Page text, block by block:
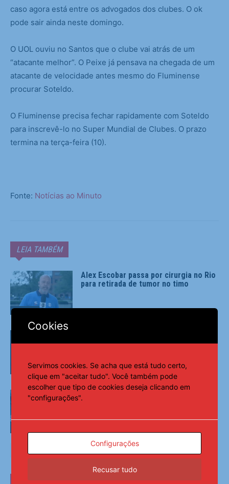
caso agora está entre os advogados dos clubes. O ok
pode sair ainda neste domingo.
O UOL ouviu no Santos que o clube vai atrás de um
“atacante melhor”. O Peixe já pensava na chegada de um
atacante de velocidade antes mesmo do Fluminense
procurar Soteldo.
O Fluminense precisa fechar rapidamente com Soteldo
para inscrevê-lo no Super Mundial de Clubes. O prazo
termina na terça-feira (10).
Fonte: Notícias ao Minuto
LEIA TAMBÉM
Esportes
Alex Escobar passa por cirurgia no Rio
para retirada de tumor no timo
Esportes
Memphis no Corinthians: ‘Vai dar peso
“É sagrado”: Mourinho motiva aviso
aos jogadores do Real Madrid
ÚLTIMAS NOTÍCIAS
Cookies
Servimos cookies. Se acha que está tudo certo,
clique em "aceitar tudo". Você também pode
escolher que tipo de cookies deseja clicando em
"configurações".
Configurações
Recusar tudo